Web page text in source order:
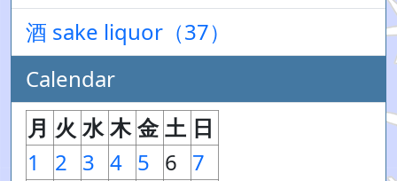
酒 sake liquor（37）
Calendar
月 火 水 木 金 土 日
1
2 3 4 5 6 7